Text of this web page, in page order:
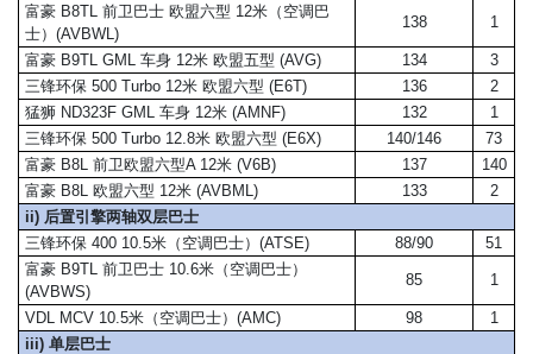
富豪 B8TL 前卫巴士 欧盟六型 12米（空调巴
士）(AVBWL)
138 1
富豪 B9TL GML 车身 12米 欧盟五型 (AVG) 134
3
三锋环保 500 Turbo 12米 欧盟六型 (E6T)
136
2
猛狮 ND323F GML 车身 12米 (AMNF)
132
1
三锋环保 500 Turbo 12.8米 欧盟六型 (E6X)
140/146
73
富豪 B8L 前卫欧盟六型A 12米 (V6B)
137
140
富豪 B8L 欧盟六型 12米 (AVBML)
133
2
ii) 后置引擎两轴双层巴士
三锋环保 400 10.5米（空调巴士）(ATSE)
88/90
51
富豪 B9TL 前卫巴士 10.6米（空调巴士）
(AVBWS)
85 1
VDL MCV 10.5米（空调巴士）(AMC) 98
1
iii) 单层巴士